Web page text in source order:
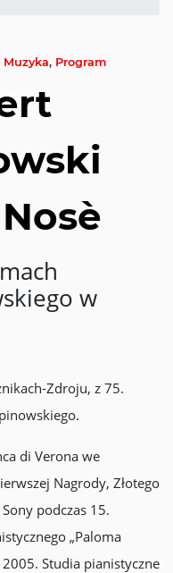
Muzyka, Program
w
Zdroju, z 75.
di Verona we
Nagrody, Złotego
podczas 15.
„Paloma
2005. Studia pianistyczne